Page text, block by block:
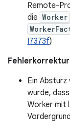
Remote-
die Worker
I7373f)
Ein
wurde, dass
Worker mit